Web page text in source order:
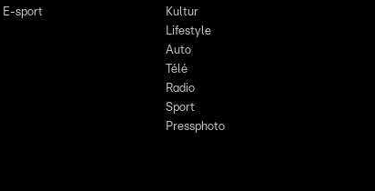
E-sport
Kultur
Lifestyle
Auto
Télé
Radio
Sport
Pressphoto